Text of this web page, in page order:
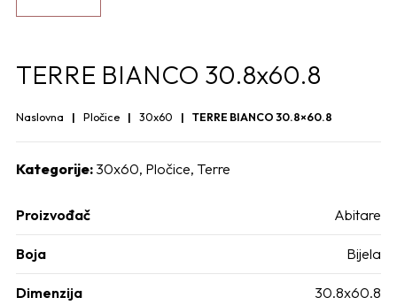
TERRE BIANCO 30.8x60.8
Naslovna Pločice 30x60 TERRE BIANCO 30.8×60.8
Kategorije: 30x60, Pločice, Terre
Proizvođač Abitare
Boja Bijela
Dimenzija 30.8x60.8